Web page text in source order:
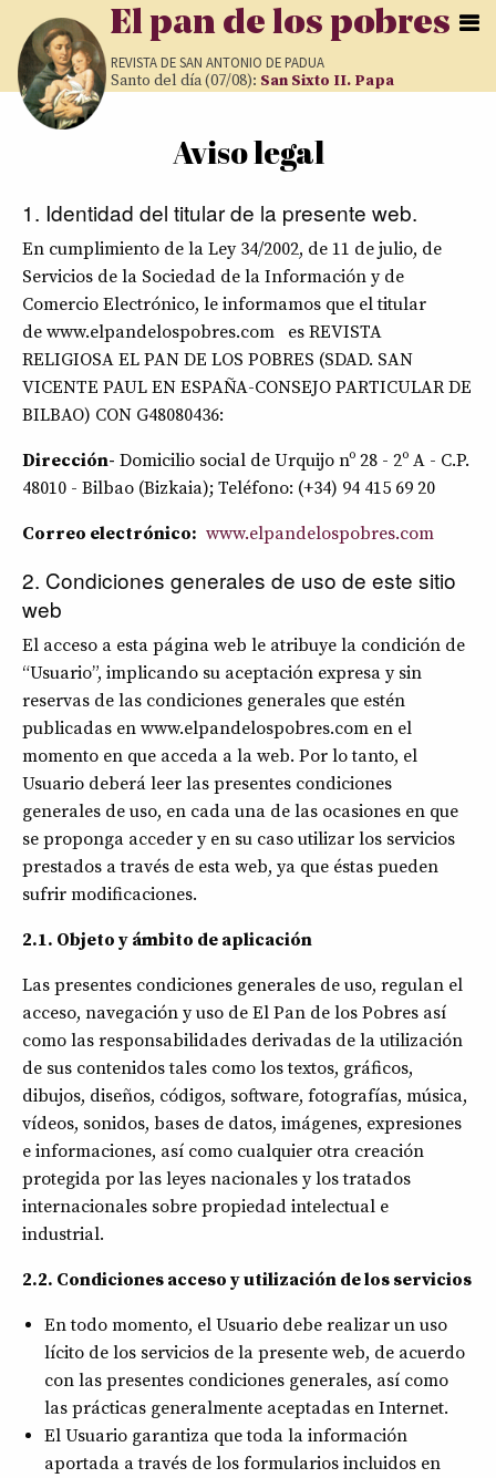
Pasar al contenido principal
El pan de los pobres
REVISTA DESAN ANTONIO DE PADUA
Santo del día (07/08): San Sixto II. Papa
Usted está aquíAviso legal
1. Identidad del titular de la presente web.
En cumplimiento de la Ley 34/2002, de 11 de julio, de
Servicios de la Sociedad de la Información y de
Comercio Electrónico, le informamos que el titular
de www.elpandelospobres.com es REVISTA
RELIGIOSA EL PAN DE LOS POBRES (SDAD. SAN
VICENTE PAUL EN ESPAÑA-CONSEJO PARTICULAR DE
BILBAO) CON G48080436:
Dirección- Domicilio social de Urquijo nº 28 - 2º A - C.P.
48010 - Bilbao (Bizkaia); Teléfono: (+34) 94 415 69 20
Correo electrónico: www.elpandelospobres.com
2. Condiciones generales de uso de este sitio
web
El acceso a esta página web le atribuye la condición de
“Usuario”, implicando su aceptación expresa y sin
reservas de las condiciones generales que estén
publicadas en www.elpandelospobres.com en el
momento en que acceda a la web. Por lo tanto, el
Usuario deberá leer las presentes condiciones
generales de uso, en cada una de las ocasiones en que
se proponga acceder y en su caso utilizar los servicios
prestados a través de esta web, ya que éstas pueden
sufrir modificaciones.
2.1. Objeto y ámbito de aplicación
Las presentes condiciones generales de uso, regulan el
acceso, navegación y uso de El Pan de los Pobres así
como las responsabilidades derivadas de la utilización
de sus contenidos tales como los textos, gráficos,
dibujos, diseños, códigos, software, fotografías, música,
vídeos, sonidos, bases de datos, imágenes, expresiones
e informaciones, así como cualquier otra creación
protegida por las leyes nacionales y los tratados
internacionales sobre propiedad intelectual e
industrial.
2.2. Condiciones acceso y utilización de los servicios
En todo momento, el Usuario debe realizar un uso
lícito de los servicios de la presente web, de acuerdo
con las presentes condiciones generales, así como
las prácticas generalmente aceptadas en Internet.
El Usuario garantiza que toda la información
aportada a través de los formularios incluidos en